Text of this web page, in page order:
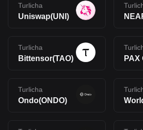
Turlicha
Uniswap(UNI)
Turlicha
Bittensor(TAO)
Turlicha
Ondo(ONDO)